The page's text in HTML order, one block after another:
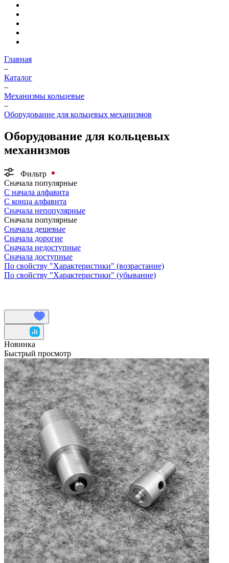
Главная
–
Каталог
–
Механизмы кольцевые
–
Оборудование для кольцевых механизмов
Оборудование для кольцевых
механизмов
Фильтр
Сначала популярные
С начала алфавита
С конца алфавита
Сначала непопулярные
Сначала популярные
Сначала дешевые
Сначала дорогие
Сначала недоступные
Сначала доступные
По свойству "Характеристики" (возрастание)
По свойству "Характеристики" (убывание)
Новинка
Быстрый просмотр